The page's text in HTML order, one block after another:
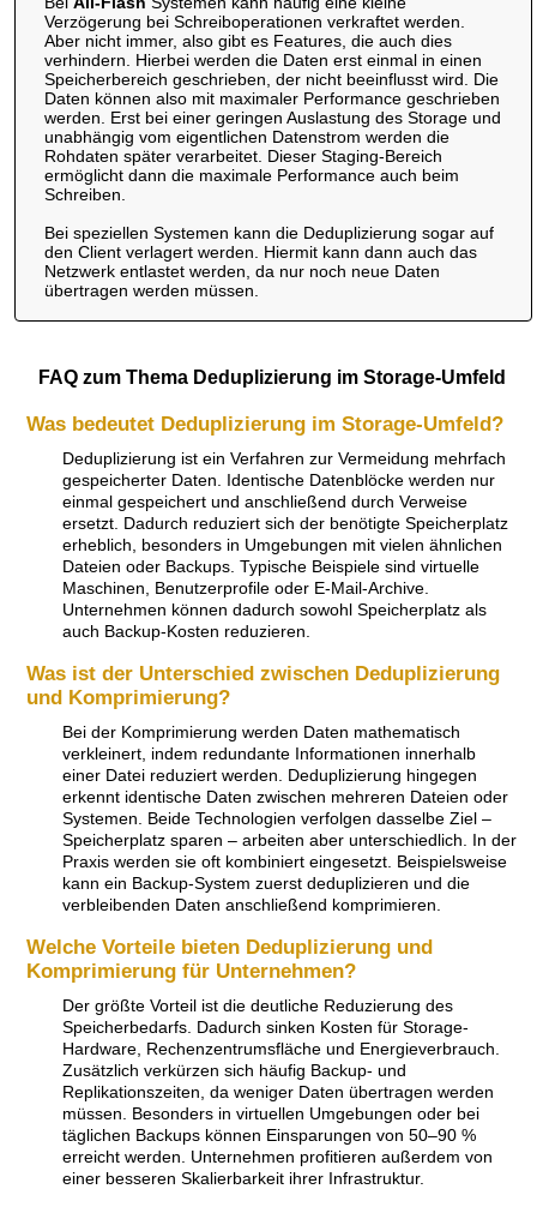
Verzögerung bei Schreiboperationen verkraftet werden.
Aber nicht immer, also gibt es Features, die auch dies
verhindern. Hierbei werden die Daten erst einmal in einen
Speicherbereich geschrieben, der nicht beeinflusst wird. Die
Daten können also mit maximaler Performance geschrieben
werden. Erst bei einer geringen Auslastung des Storage und
unabhängig vom eigentlichen Datenstrom werden die
Rohdaten später verarbeitet. Dieser Staging-Bereich
ermöglicht dann die maximale Performance auch beim
Schreiben.
Bei speziellen Systemen kann die Deduplizierung sogar auf
den Client verlagert werden. Hiermit kann dann auch das
Netzwerk entlastet werden, da nur noch neue Daten
übertragen werden müssen.
FAQ zum Thema Deduplizierung im Storage-Umfeld
Was bedeutet Deduplizierung im Storage-Umfeld?
Deduplizierung ist ein Verfahren zur Vermeidung mehrfach
gespeicherter Daten. Identische Datenblöcke werden nur
einmal gespeichert und anschließend durch Verweise
ersetzt. Dadurch reduziert sich der benötigte Speicherplatz
erheblich, besonders in Umgebungen mit vielen ähnlichen
Dateien oder Backups. Typische Beispiele sind virtuelle
Maschinen, Benutzerprofile oder E-Mail-Archive.
Unternehmen können dadurch sowohl Speicherplatz als
auch Backup-Kosten reduzieren.
Was ist der Unterschied zwischen Deduplizierung
und Komprimierung?
Bei der Komprimierung werden Daten mathematisch
verkleinert, indem redundante Informationen innerhalb
einer Datei reduziert werden. Deduplizierung hingegen
erkennt identische Daten zwischen mehreren Dateien oder
Systemen. Beide Technologien verfolgen dasselbe Ziel –
Speicherplatz sparen – arbeiten aber unterschiedlich. In der
Praxis werden sie oft kombiniert eingesetzt. Beispielsweise
kann ein Backup-System zuerst deduplizieren und die
verbleibenden Daten anschließend komprimieren.
Welche Vorteile bieten Deduplizierung und
Komprimierung für Unternehmen?
Der größte Vorteil ist die deutliche Reduzierung des
Speicherbedarfs. Dadurch sinken Kosten für Storage-
Hardware, Rechenzentrumsfläche und Energieverbrauch.
Zusätzlich verkürzen sich häufig Backup- und
Replikationszeiten, da weniger Daten übertragen werden
müssen. Besonders in virtuellen Umgebungen oder bei
täglichen Backups können Einsparungen von 50–90 %
erreicht werden. Unternehmen profitieren außerdem von
einer besseren Skalierbarkeit ihrer Infrastruktur.